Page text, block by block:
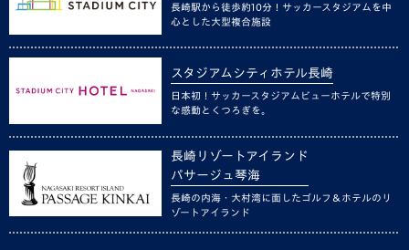
長崎駅から徒歩約10分！サッカースタジアムを中
心とした大型複合施設
スタジアムシティホテル長崎
日本初！サッカースタジアムビューホテルで特別
な感動とくつろぎを。
長崎リゾートアイランド
パサージュ琴海
長崎の内海・大村湾に面したゴルフ＆ホテルのリ
ゾートアイランド